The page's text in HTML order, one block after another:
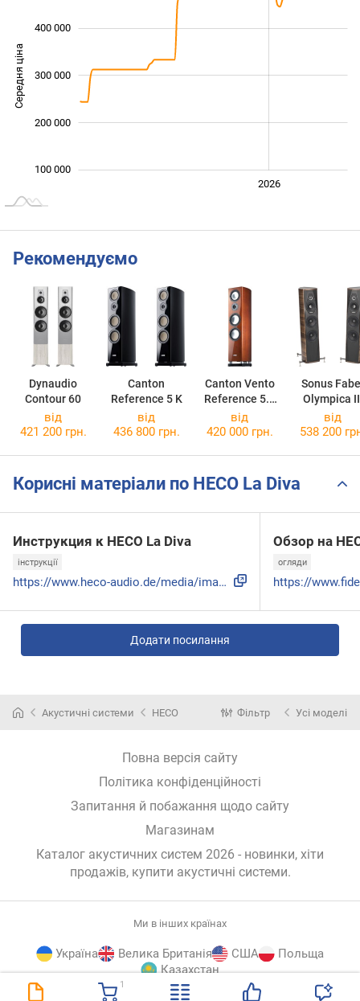
1
Середня ціна 100 000
100 000
200 000
300 000
400 000
2026
Рекомендуємо
Dynaudio
Contour 60
Canton
Reference 5 K
Canton Vento
Reference 5.2
DC
Sonus
Olympica
від
421 200 грн.
від
436 800 грн.
від
420 000 грн.
від
538 200
Корисні матеріали по HECO La Diva
Инструкция к HECO La Diva
інструкції
https://www.heco-audio.de/media/image/articles/testbericht/...
Обзор на
огляди
Додати посилання
Акустичні системи HECO Фільтр Усі моделі
Повна версія сайту
Політика конфіденційності
Запитання й побажання щодо сайту
Магазинам
Каталог акустичних систем 2026 - новинки, хіти
продажів, купити акустичні системи.
Ми в інших країнах
Україна Велика Британія США
Польща
Казахстан